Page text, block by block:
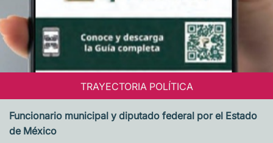
TRAYECTORIA POLÍTICA
Funcionario municipal y diputado federal por el Estado
de México